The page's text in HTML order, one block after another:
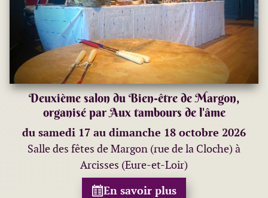
Deuxième salon du Bien-être de Margon,
organisé par Aux tambours de l'âme
du samedi 17 au dimanche 18 octobre 2026
Salle des fêtes de Margon (rue de la Cloche) à
Arcisses (Eure-et-Loir)
En savoir plus